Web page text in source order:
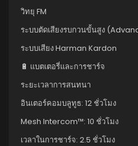
วิทยุ FM
ระบบตัดเสียงรบกวนขั้นสูง
ระบบเสียง Harman Kardon
🔋 แบตเตอรี่และการชาร์จ
ระยะเวลาการสนทนา
อินเตอร์คอมบลูทูธ: 12 ชั่วโมง
Mesh Intercom™: 10 ชั่วโมง
เวลาในการชาร์จ: 2.5 ชั่วโมง